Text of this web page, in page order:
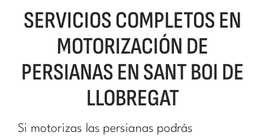
SERVICIOS COMPLETOS EN
MOTORIZACIÓN DE
PERSIANAS EN SANT BOI DE
LLOBREGAT
Si motorizas las persianas podrás